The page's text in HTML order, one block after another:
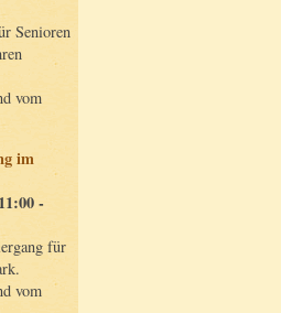
Senioren
vom
im
-
für
vom